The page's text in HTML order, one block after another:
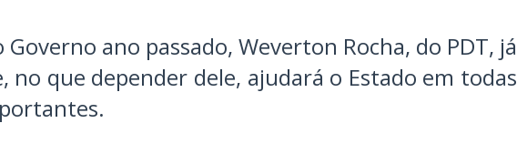
ano passado, Weverton Rocha, do PDT, já
no que depender dele, ajudará o Estado em todas